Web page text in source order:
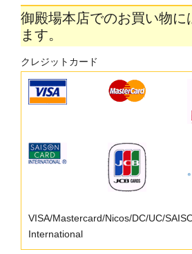
御殿場本店でのお買い物
ます。
クレジットカード
VISA/Mastercard/Nicos/DC/UC/
International